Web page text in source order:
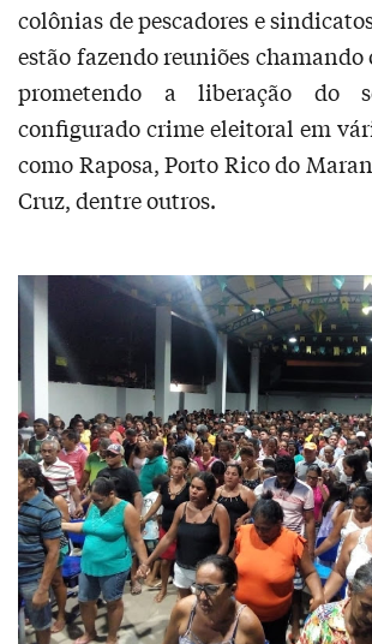
colônias de pescadores e
estão fazendo reuniões chamando
prometendo a liberação do
configurado crime eleitoral em
como Raposa, Porto Rico do
Cruz, dentre outros.